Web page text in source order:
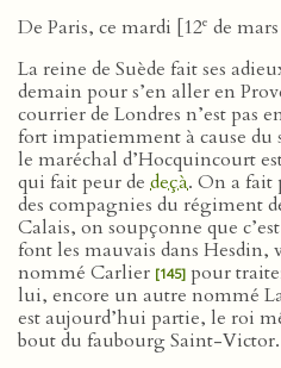
De Paris, ce mardi [12e de
La reine de Suède fait ses
demain pour s’en aller en
courrier de Londres n’est pas
fort impatiemment à cause du
le maréchal d’Hocquincourt
qui fait peur de deçà. On a fait
des compagnies du régiment
Calais, on soupçonne que
font les mauvais dans Hesdin,
nommé Carlier [145] pour
lui, encore un autre nommé
est aujourd’hui partie, le roi
bout du faubourg Saint-Victor.